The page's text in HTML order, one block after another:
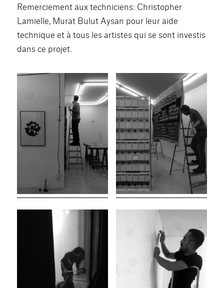
Remerciement aux techniciens: Christopher
Lamielle, Murat Bulut Aysan pour leur aide
technique et à tous les artistes qui se sont investis
dans ce projet.